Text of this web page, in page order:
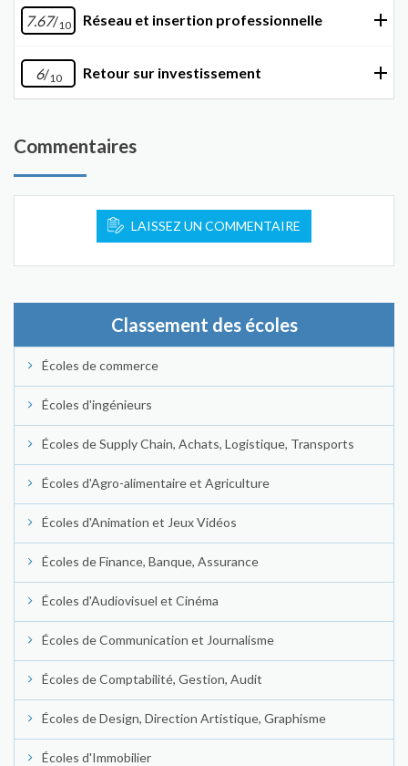
7.67/10 Réseau et insertion professionnelle
6/10 Retour sur investissement
Commentaires
LAISSEZ UN COMMENTAIRE
Classement des écoles
Écoles de commerce
Écoles d'ingénieurs
Écoles de Supply Chain, Achats, Logistique, Transports
Écoles d'Agro-alimentaire et Agriculture
Écoles d'Animation et Jeux Vidéos
Écoles de Finance, Banque, Assurance
Écoles d'Audiovisuel et Cinéma
Écoles de Communication et Journalisme
Écoles de Comptabilité, Gestion, Audit
Écoles de Design, Direction Artistique, Graphisme
Écoles d'Immobilier